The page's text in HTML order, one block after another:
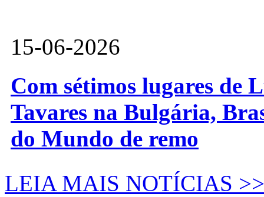
15-06-2026
Com sétimos lugares de
Tavares na Bulgária,
do Mundo de remo
LEIA MAIS NOTÍCIAS >>